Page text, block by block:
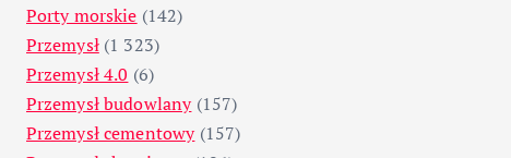
Porty morskie (142)
Przemysł(1 323)
Przemysł 4.0 (6)
Przemysł budowlany(157)
Przemysł cementowy(157)